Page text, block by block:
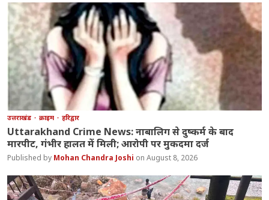
उत्तराखंड क्राइम हरिद्वार
Uttarakhand Crime News: नाबालिग से दुष्कर्म के बाद
मारपीट, गंभीर हालत में मिली; आरोपी पर मुकदमा दर्ज
Mohan Chandra Joshi August 8, 2026